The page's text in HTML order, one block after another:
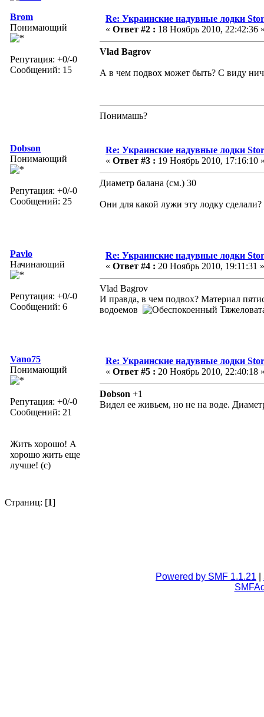
Brom
Понимающий
Репутация: +0/-0
Сообщений: 15
Re: Украинские надувные лодки
« Ответ #2 : 18 Ноябрь 2010, 22:42:36
Vlad Bagrov
А в чем подвох может быть? С виду
Понимашь?
Dobson
Понимающий
Репутация: +0/-0
Сообщений: 25
Re: Украинские надувные лодки
« Ответ #3 : 19 Ноябрь 2010, 17:16:10
Диаметр балана (см.) 30
Они для какой лужи эту лодку
Pavlo
Начинающий
Репутация: +0/-0
Сообщений: 6
Re: Украинские надувные лодки
« Ответ #4 : 20 Ноябрь 2010, 19:11:31 »
Vlad Bagrov
И правда, в чем подвох? Материал
водоемов
Vano75
Понимающий
Репутация: +0/-0
Сообщений: 21
Жить хорошо! А
хорошо жить еще
лучше! (с)
Re: Украинские надувные лодки
« Ответ #5 : 20 Ноябрь 2010, 22:40:18
Dobson +1
Видел ее живьем, но не на воде.
Страниц: [1]
Powered by SMF 1.1.21